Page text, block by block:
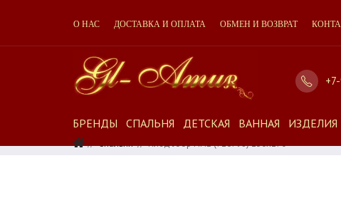
О НАС ДОСТАВКА И ОПЛАТА ОБМЕН И ВОЗВРАТ
БРЕНДЫ СПАЛЬНЯ ДЕТСКАЯ ВАННАЯ ИЗДЕЛИЯ
Спальня Плед Joop FINE (716798) 130x170